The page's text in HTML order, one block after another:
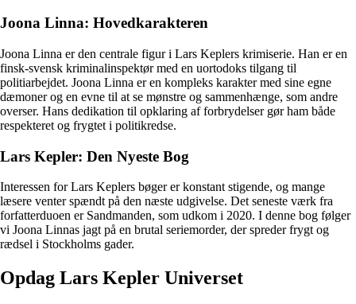
Joona Linna: Hovedkarakteren
Joona Linna er den centrale figur i Lars Keplers krimiserie. Han er en
finsk-svensk kriminalinspektør med en uortodoks tilgang til
politiarbejdet. Joona Linna er en kompleks karakter med sine egne
dæmoner og en evne til at se mønstre og sammenhænge, som andre
overser. Hans dedikation til opklaring af forbrydelser gør ham både
respekteret og frygtet i politikredse.
Lars Kepler: Den Nyeste Bog
Interessen for Lars Keplers bøger er konstant stigende, og mange
læsere venter spændt på den næste udgivelse. Det seneste værk fra
forfatterduoen er Sandmanden, som udkom i 2020. I denne bog følger
vi Joona Linnas jagt på en brutal seriemorder, der spreder frygt og
rædsel i Stockholms gader.
Opdag Lars Kepler Universet